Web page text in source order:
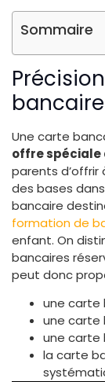
Sommaire
Une carte
offre spéciale
parents d’offrir
des bases
bancaire
formation de
enfant. On
bancaires
peut donc
une carte
une carte
une carte
la carte